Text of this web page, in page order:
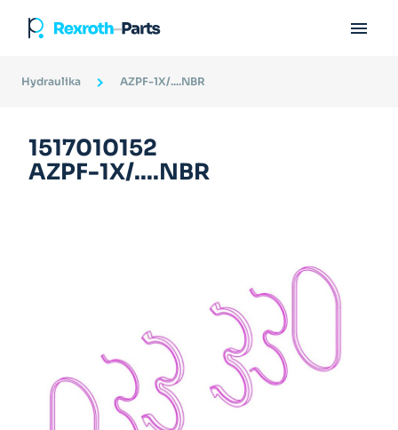

Hydraulika AZPF-1X/....NBR
1517010152
AZPF-1X/....NBR